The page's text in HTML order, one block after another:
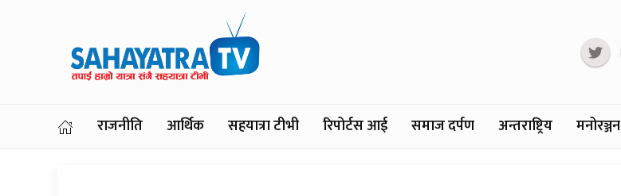
राजनीति आर्थिक सहयात्रा टीभी रिपोर्टस आई समाज दर्पण अन्तराष्ट्रिय मनोरञ्जन